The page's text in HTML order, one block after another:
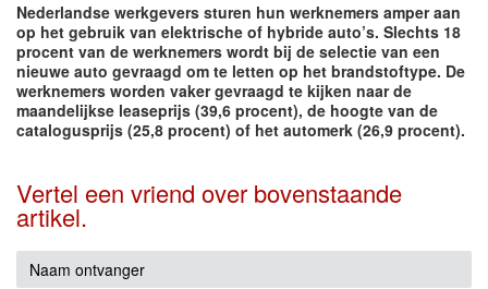
Nederlandse werkgevers sturen hun werknemers amper aan
op het gebruik van elektrische of hybride auto’s. Slechts 18
procent van de werknemers wordt bij de selectie van een
nieuwe auto gevraagd om te letten op het brandstoftype. De
werknemers worden vaker gevraagd te kijken naar de
maandelijkse leaseprijs (39,6 procent), de hoogte van de
catalogusprijs (25,8 procent) of het automerk (26,9 procent).
Vertel een vriend over bovenstaande
artikel.